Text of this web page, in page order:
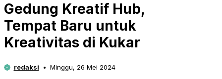
Gedung Kreatif Hub,
Tempat Baru untuk
Kreativitas di Kukar
redaksi Minggu, 26 Mei 2024